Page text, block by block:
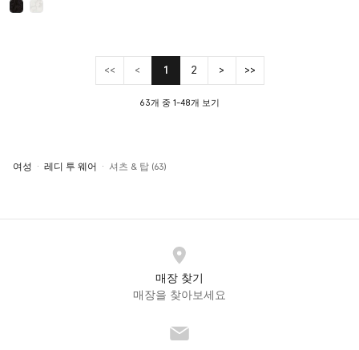
<< < 1(current)
2 > >>
63개 중 1-48개 보기
여성 레디 투 웨어 셔츠 & 탑 (63)
매장 찾기
매장을 찾아보세요